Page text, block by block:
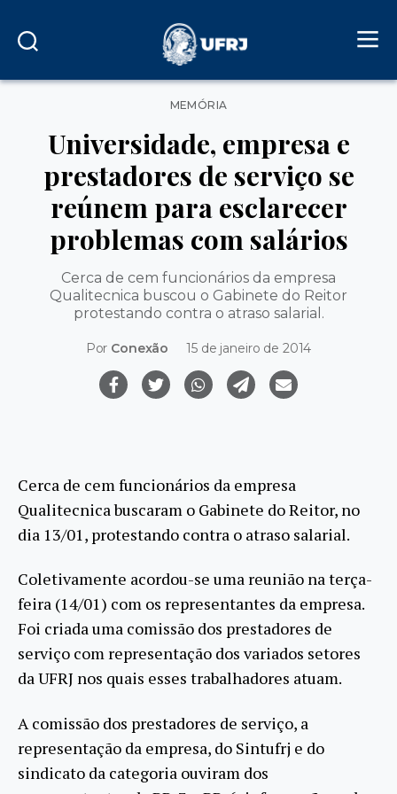
Categorias
MEMÓRIA
Universidade, empresa e
prestadores de serviço se
reúnem para esclarecer
problemas com salários
Cerca de cem funcionários da empresa
Qualitecnica buscou o Gabinete do Reitor
protestando contra o atraso salarial.
Por Conexão 15 de janeiro de 2014
Cerca de cem funcionários da empresa
Qualitecnica buscaram o Gabinete do Reitor, no
dia 13/01, protestando contra o atraso salarial.
Coletivamente acordou-se uma reunião na terça-
feira (14/01) com os representantes da empresa.
Foi criada uma comissão dos prestadores de
serviço com representação dos variados setores
da UFRJ nos quais esses trabalhadores atuam.
A comissão dos prestadores de serviço, a
representação da empresa, do Sintufrj e do
sindicato da categoria ouviram dos